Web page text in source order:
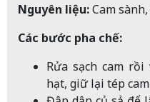
Nguyên liệu:Cam
Các bước pha chế:
Rửa sạch cam rồi
hạt, giữ lại tép